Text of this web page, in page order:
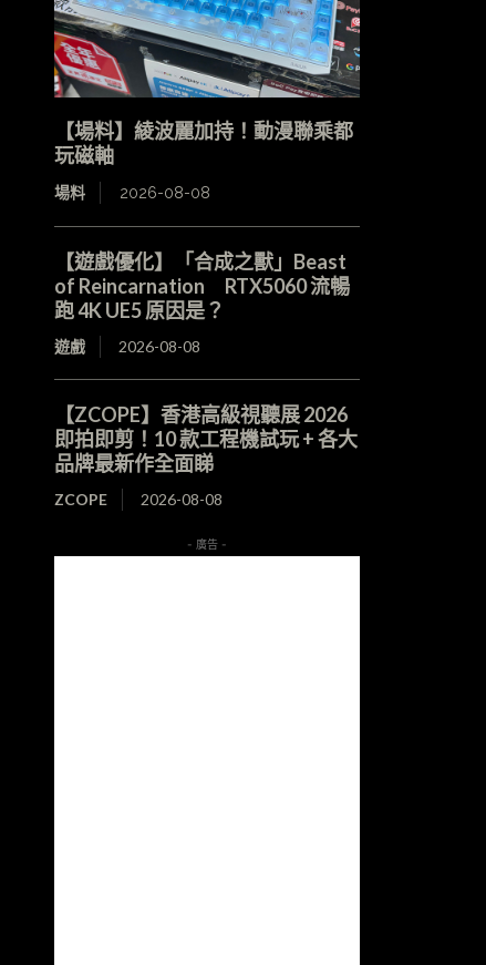
【場料】綾波麗加持！動漫聯乘都
玩磁軸
場料 2026-08-08
【遊戲優化】「合成之獸」Beast
of Reincarnation RTX5060 流暢
跑 4K UE5 原因是？
遊戲 2026-08-08
【ZCOPE】香港高級視聽展 2026
即拍即剪！10 款工程機試玩 + 各大
品牌最新作全面睇
ZCOPE 2026-08-08
- 廣告 -